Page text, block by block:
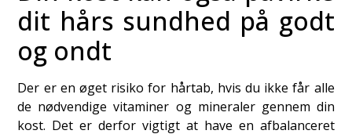
dit hårs sundhed på godt
og ondt
Der er en øget risiko for hårtab, hvis du ikke får alle
de nødvendige vitaminer og mineraler gennem din
kost. Det er derfor vigtigt at have en afbalanceret